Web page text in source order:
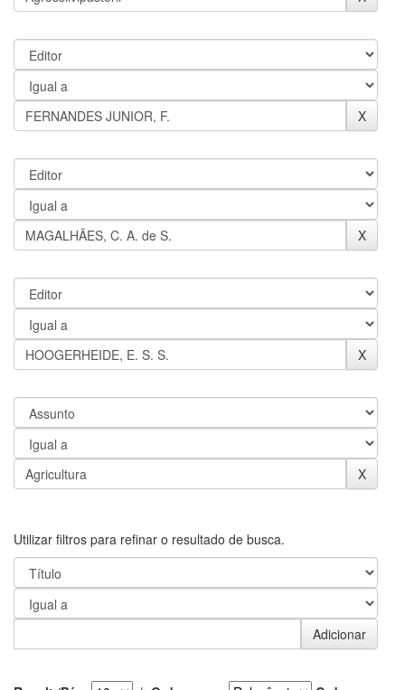
Utilizar filtros para refinar o resultado de busca.